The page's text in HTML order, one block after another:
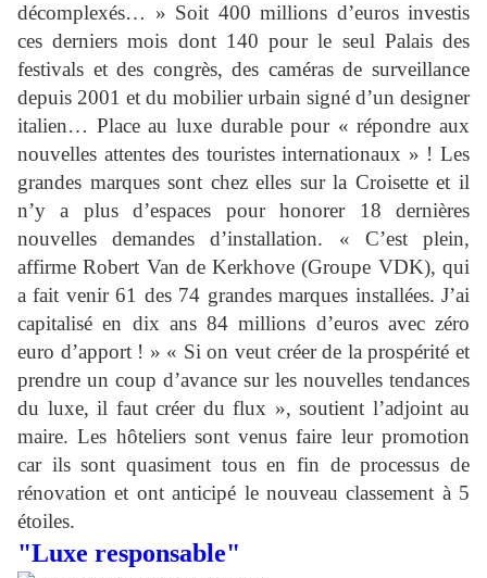
décomplexés… » Soit 400 millions d’euros investis
ces derniers mois dont 140 pour le seul Palais des
festivals et des congrès, des caméras de surveillance
depuis 2001 et du mobilier urbain signé d’un designer
italien… Place au luxe durable pour « répondre aux
nouvelles attentes des touristes internationaux » ! Les
grandes marques sont chez elles sur la Croisette et il
n’y a plus d’espaces pour honorer 18 dernières
nouvelles demandes d’installation. « C’est plein,
affirme Robert Van de Kerkhove (Groupe VDK), qui
a fait venir 61 des 74 grandes marques installées. J’ai
capitalisé en dix ans 84 millions d’euros avec zéro
euro d’apport ! » « Si on veut créer de la prospérité et
prendre un coup d’avance sur les nouvelles tendances
du luxe, il faut créer du flux », soutient l’adjoint au
maire. Les hôteliers sont venus faire leur promotion
car ils sont quasiment tous en fin de processus de
rénovation et ont anticipé le nouveau classement à 5
étoiles.
"Luxe responsable"